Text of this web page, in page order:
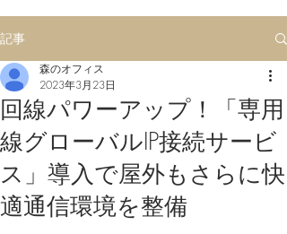
記事
回線パワーアップ！「専用
線グローバルIP接続サービ
ス」導入で屋外もさらに快
適通信環境を整備
森のオフィス
2023年3月23日